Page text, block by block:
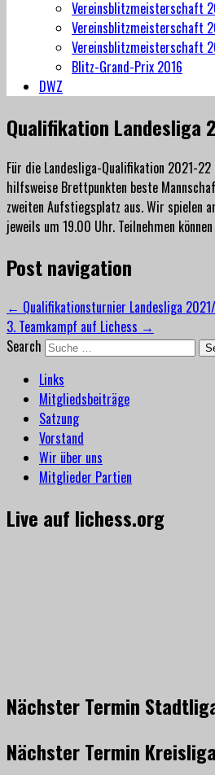
Vereinsblitzmeisterschaft
Vereinsblitzmeisterschaft
Vereinsblitzmeisterschaft
Blitz-Grand-Prix 2016
DWZ
Qualifikation Landesliga
Für die Landesliga-Qualifikation 2021-
hilfsweise Brettpunkten beste
zweiten Aufstiegsplatz aus. Wir spielen
jeweils um 19.00 Uhr. Teilnehmen
Post navigation
← Qualifikationsturnier Landesliga
3. Teamkampf auf Lichess →
Search
Links
Mitgliedsbeiträge
Satzung
Vorstand
Wir über uns
Mitglieder Partien
Live auf lichess.org
Nächster Termin
Nächster Termin